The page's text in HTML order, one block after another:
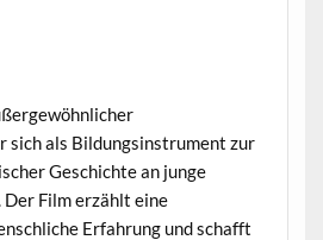
sich als Bildungsinstrument zur
Geschichte an junge
Film erzählt eine
Erfahrung und schafft